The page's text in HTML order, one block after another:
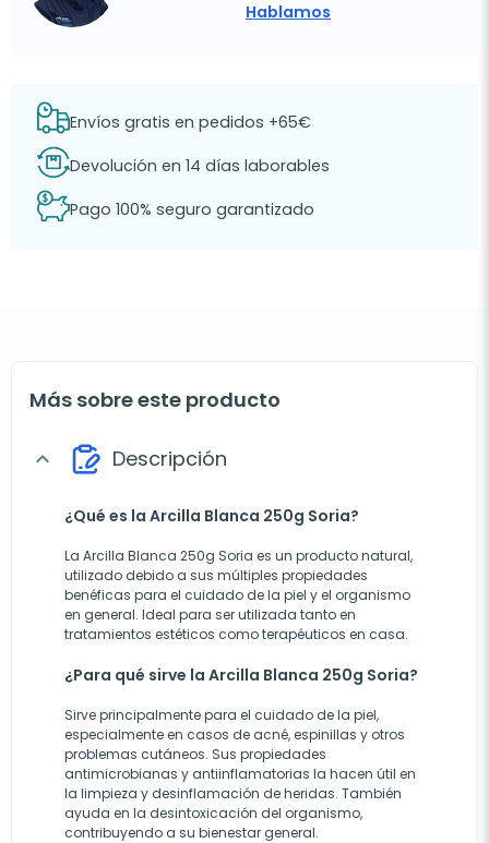
Hablamos
Envíos gratis en pedidos +65€
Devolución en 14 días laborables
Pago 100% seguro garantizado
Más sobre este producto
expand_more Descripción
¿Qué es la Arcilla Blanca 250g Soria?
La Arcilla Blanca 250g Soria es un producto natural,
utilizado debido a sus múltiples propiedades
benéficas para el cuidado de la piel y el organismo
en general. Ideal para ser utilizada tanto en
tratamientos estéticos como terapéuticos en casa.
¿Para qué sirve la Arcilla Blanca 250g Soria?
Sirve principalmente para el cuidado de la piel,
especialmente en casos de acné, espinillas y otros
problemas cutáneos. Sus propiedades
antimicrobianas y antiinflamatorias la hacen útil en
la limpieza y desinflamación de heridas. También
ayuda en la desintoxicación del organismo,
contribuyendo a su bienestar general.